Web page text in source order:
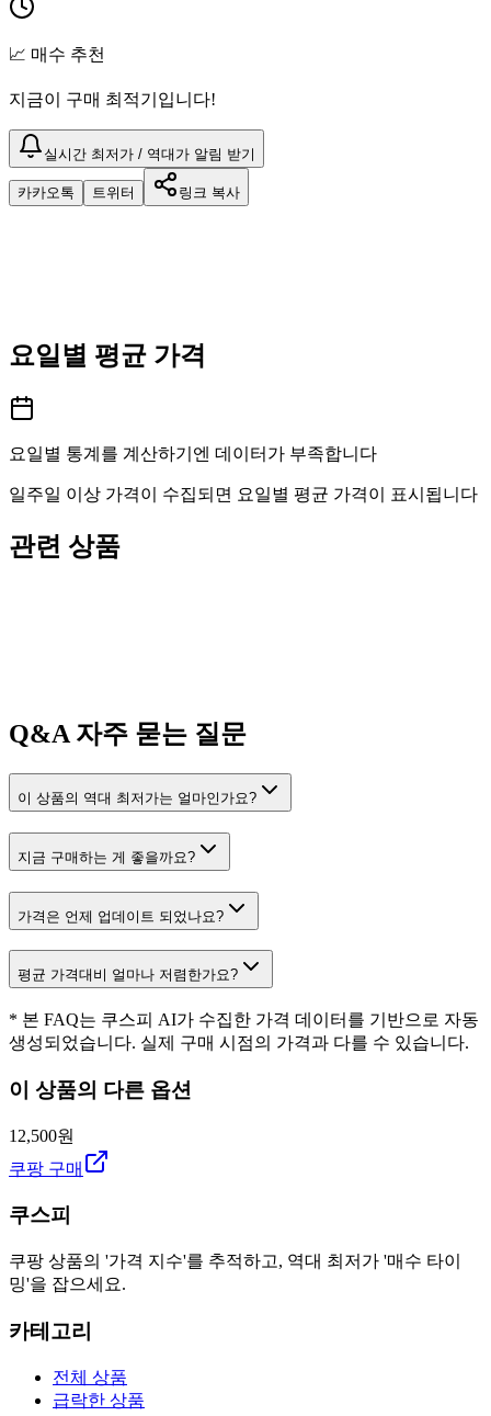
📈 매수 추천
지금이 구매 최적기입니다!
실시간 최저가 / 역대가 알림 받기
카카오톡 트위터 링크 복사
요일별 평균 가격
요일별 통계를 계산하기엔 데이터가 부족합니다
일주일 이상 가격이 수집되면 요일별 평균 가격이 표시됩니다
관련 상품
Q&A자주 묻는 질문
이 상품의 역대 최저가는 얼마인가요?
지금 구매하는 게 좋을까요?
가격은 언제 업데이트 되었나요?
평균 가격대비 얼마나 저렴한가요?
* 본 FAQ는 쿠스피 AI가 수집한 가격 데이터를 기반으로 자동
생성되었습니다. 실제 구매 시점의 가격과 다를 수 있습니다.
이 상품의 다른 옵션
12,500원
쿠팡 구매
쿠스피
쿠팡 상품의 '가격 지수'를 추적하고, 역대 최저가 '매수 타이
밍'을 잡으세요.
카테고리
전체 상품
급락한 상품